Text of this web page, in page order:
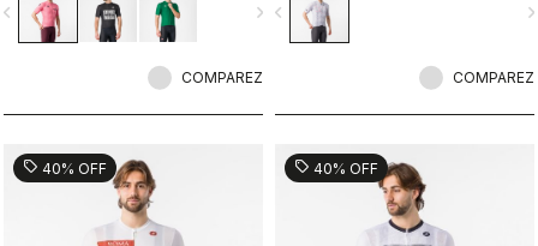
navigate_next
COMPAREZ
navigate_before
COMPAREZ
sell 40% OFF sell 40% OFF